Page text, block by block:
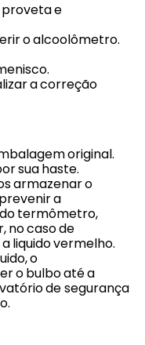
proveta e
o alcoolômetro.
a correção
original.
sua haste.
armazenar o
a
termômetro,
no caso de
liquido vermelho.
o
o bulbo até a
de segurança